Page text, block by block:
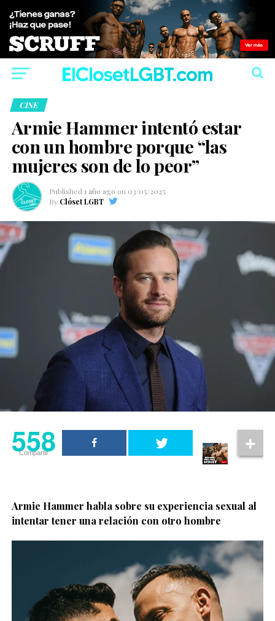
CINE
Armie Hammer intentó estar
con un hombre porque “las
mujeres son de lo peor”
Published 1 año ago on 03/05/2025
By Clóset LGBT
558
Compartir
Armie Hammer habla sobre su experiencia sexual al
intentar tener una relación con otro hombre